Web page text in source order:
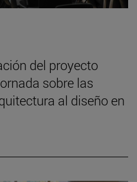
del proyecto
sobre las
al diseño en